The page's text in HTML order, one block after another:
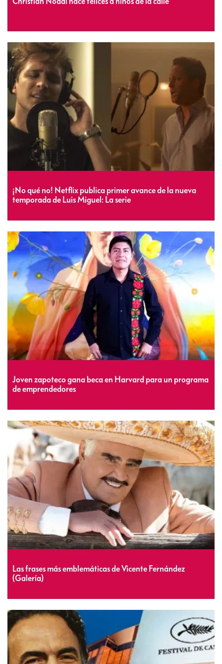
¡No qué no! Netflix publica primer avance de la nueva
temporada de Luis Miguel: La serie
Joven zapoteco gana beca en Harvard para un programa
de emprendedores
Las frases más emblemáticas de Vicente Fernández
(Galería)